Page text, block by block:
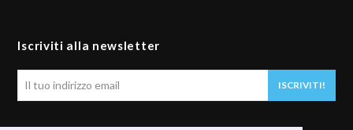
Iscriviti alla newsletter
ISCRIVITI!